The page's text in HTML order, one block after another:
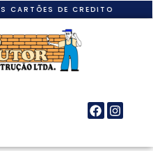
CARTÕES DE CREDITO